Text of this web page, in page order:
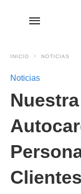
INICIO NOTICIAS
Noticias
Clientes